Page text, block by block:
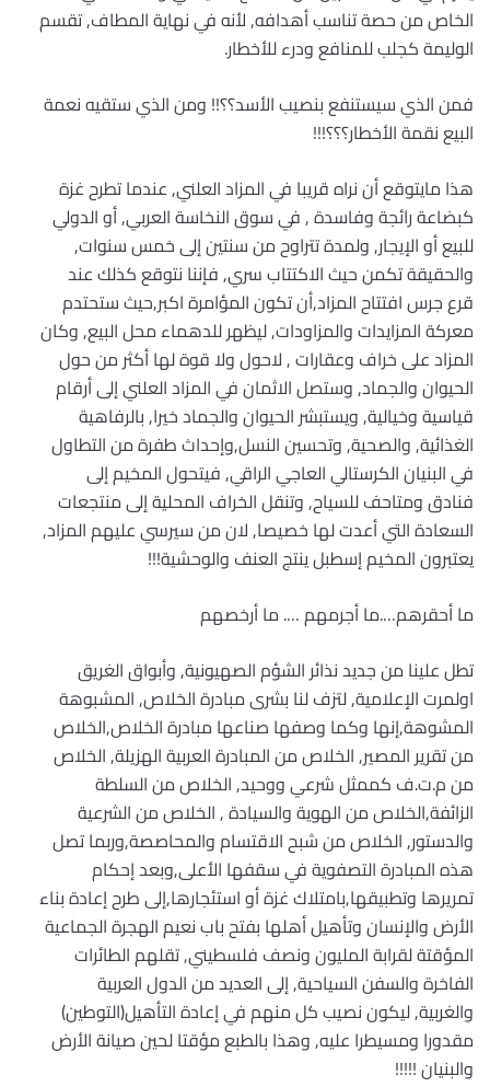
الخاص من حصة تناسب أهدافه, لأنه في نهاية المطاف, تقسم
الوليمة كجلب للمنافع ودرء للأخطار.
فمن الذي سيستنفع بنصيب الأسد؟؟!! ومن الذي ستقيه نعمة
البيع نقمة الأخطار؟؟؟!!!
هذا مايتوقع أن نراه قريبا في المزاد العلني, عندما تطرح غزة
كبضاعة رائجة وفاسدة , في سوق النخاسة العربي, أو الدولي
للبيع أو الإيجار, ولمدة تتراوح من سنتين إلى خمس سنوات,
والحقيقة تكمن حيث الاكتتاب سري, فإننا نتوقع كذلك عند
قرع جرس افتتاح المزاد,أن تكون المؤامرة اكبر,حيث ستحتدم
معركة المزايدات والمزاودات, ليظهر للدهماء محل البيع, وكان
المزاد على خراف وعقارات , لاحول ولا قوة لها أكثر من حول
الحيوان والجماد, وستصل الاثمان في المزاد العلني إلى أرقام
قياسية وخيالية, ويستبشر الحيوان والجماد خيرا, بالرفاهية
الغذائية, والصحية, وتحسين النسل,وإحداث طفرة من التطاول
في البنيان الكرستالي العاجي الراقي, فيتحول المخيم إلى
فنادق ومتاحف للسياح, وتنقل الخراف المحلية إلى منتجعات
السعادة التي أعدت لها خصيصا, لان من سيرسي عليهم المزاد,
يعتبرون المخيم إسطبل ينتج العنف والوحشية!!!
ما أحقرهم….ما أجرمهم …. ما أرخصهم
تطل علينا من جديد نذائر الشؤم الصهيونية, وأبواق الغريق
اولمرت الإعلامية, لتزف لنا بشرى مبادرة الخلاص, المشبوهة
المشوهة,إنها وكما وصفها صناعها مبادرة الخلاص,الخلاص
من تقرير المصير, الخلاص من المبادرة العربية الهزيلة, الخلاص
من م.ت.ف كممثل شرعي ووحيد, الخلاص من السلطة
الزائفة,الخلاص من الهوية والسيادة , الخلاص من الشرعية
والدستور, الخلاص من شبح الاقتسام والمحاصصة,وربما تصل
هذه المبادرة التصفوية في سقفها الأعلى,وبعد إحكام
تمريرها وتطبيقها,بامتلاك غزة أو استئجارها,إلى طرح إعادة بناء
الأرض والإنسان وتأهيل أهلها بفتح باب نعيم الهجرة الجماعية
المؤقتة لقرابة المليون ونصف فلسطيني, تقلهم الطائرات
الفاخرة والسفن السياحية, إلى العديد من الدول العربية
والغربية, ليكون نصيب كل منهم في إعادة التأهيل(التوطين)
مقدورا ومسيطرا عليه, وهذا بالطبع مؤقتا لحين صيانة الأرض
والبنيان !!!!!